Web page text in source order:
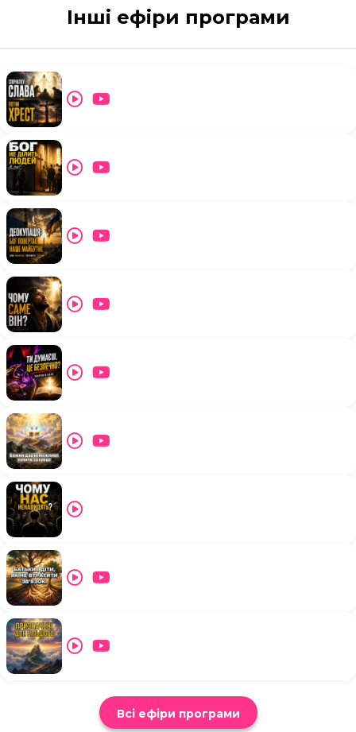
Інші ефіри програми
Всі ефіри програми